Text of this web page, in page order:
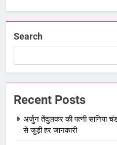
Search
Recent Posts
अर्जुन तेंदुलकर की पत्नी सानिया
से जुड़ी हर जानकारी